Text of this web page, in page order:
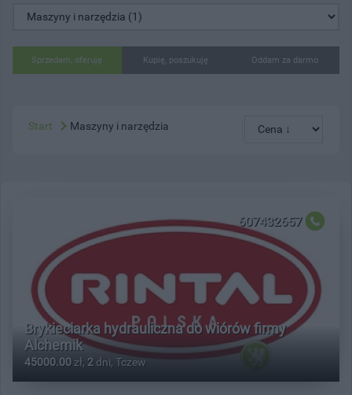
Sprzedam, oferuję Kupię, poszukuję Oddam za darmo
Start Maszyny i narzędzia
607432657
Brykieciarka hydrauliczna do wiórów firmy
Alchemik
45000.00 zł, 2 dni, Tczew